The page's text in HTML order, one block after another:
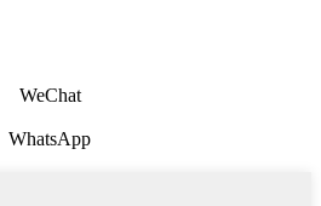
WeChat
WhatsApp